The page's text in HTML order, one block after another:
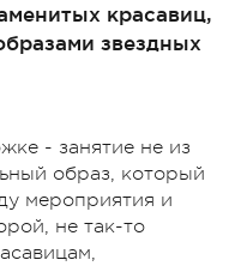
красавиц,
звездных
- занятие не из
образ, который
мероприятия и
не так-то